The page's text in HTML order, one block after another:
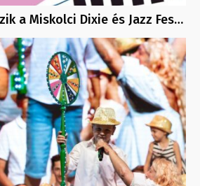
a Miskolci Dixie és Jazz Fes…